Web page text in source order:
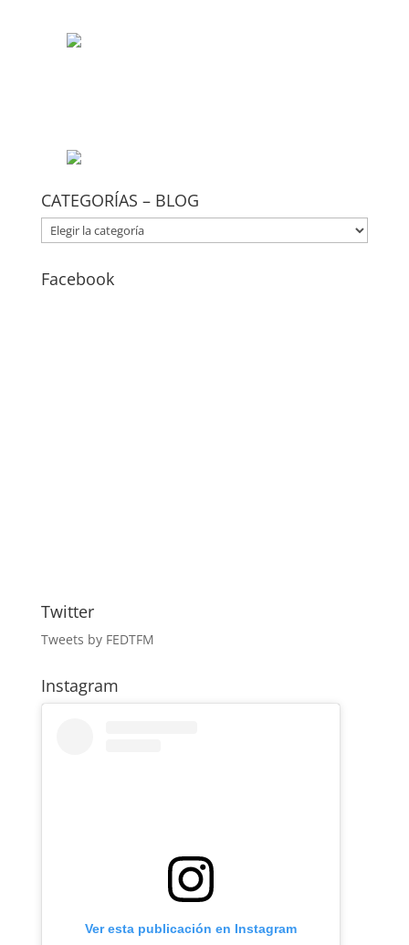
CATEGORÍAS – BLOG
CATEGORÍAS
–
Facebook
Twitter
Tweets by FEDTFM
Instagram
Ver esta publicación en Instagram